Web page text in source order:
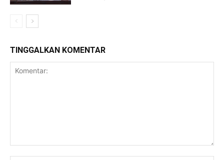
TINGGALKAN KOMENTAR